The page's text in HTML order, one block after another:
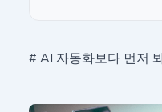
# AI 자동화보다 먼저